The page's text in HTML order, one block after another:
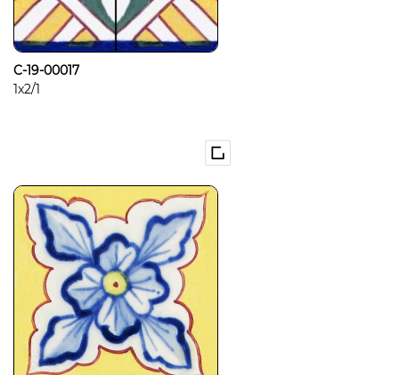
C-19-00017
1x2/1